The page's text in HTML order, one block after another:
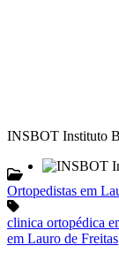
INSBOT Instituto
Ortopedistas em
clinica ortopédica
em Lauro de Freitas